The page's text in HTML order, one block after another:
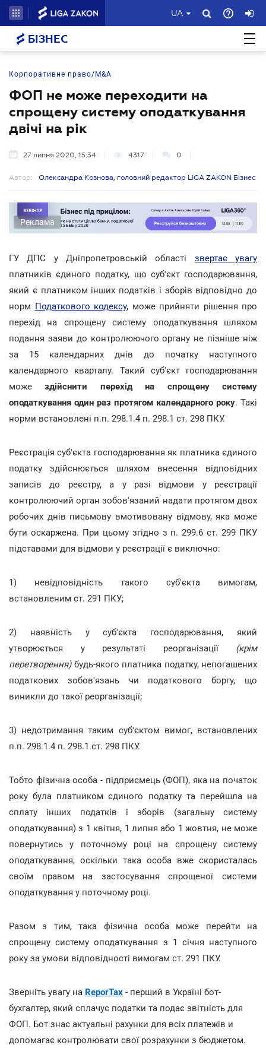
UA
БІЗНЕС
Корпоративне право/M&A
ФОП не може переходити на
спрощену систему оподаткування
двічі на рік
27 липня 2020, 15:34 4317 0
Автор: Олександра Кознова, головний редактор LIGA ZAKON Бізнес
Реклама
ГУ ДПС у Дніпропетровській області звертає увагу
платників єдиного податку, що суб'єкт господарювання,
який є платником інших податків і зборів відповідно до
норм Податкового кодексу, може прийняти рішення про
перехід на спрощену систему оподаткування шляхом
подання заяви до контролюючого органу не пізніше ніж
за 15 календарних днів до початку наступного
календарного кварталу. Такий суб'єкт господарювання
можездійснити перехід на спрощену систему
оподаткування один раз протягом календарного року. Такі
норми встановлені п.п. 298.1.4 п. 298.1 ст. 298 ПКУ.
Реєстрація суб'єкта господарювання як платника єдиного
податку здійснюється шляхом внесення відповідних
записів до реєстру, а у разі відмови у реєстрації
контролюючий орган зобов'язаний надати протягом двох
робочих днів письмову вмотивовану відмову, яка може
бути оскаржена. При цьому згідно з п. 299.6 ст. 299 ПКУ
підставами для відмови у реєстрації є виключно:
1) невідповідність такого суб'єкта вимогам,
встановленим ст. 291 ПКУ;
2) наявність у суб'єкта господарювання, який
утворюється у результаті реорганізації (крім
перетворення)будь-якого платника податку, непогашених
податкових зобов'язань чи податкового боргу, що
виникли до такої реорганізації;
3) недотримання таким суб'єктом вимог, встановлених
п.п. 298.1.4 п. 298.1 ст. 298 ПКУ.
Тобто фізична особа - підприємець (ФОП), яка на початок
року була платником єдиного податку та перейшла на
сплату інших податків і зборів (загальну систему
оподаткування) з 1 квітня, 1 липня або 1 жовтня, не може
повернутись у поточному році на спрощену систему
оподаткування, оскільки така особа вже скористалась
своїм правом на застосування спрощеної системи
оподаткування у поточному році.
Разом з тим, така фізична особа може перейти на
спрощену систему оподаткування з 1 січня наступного
року за умови відповідності вимогам ст. 291 ПКУ.
Зверніть увагу на ReporTax - перший в Україні бот-
бухгалтер, який сплачує податки та подає звітність для
ФОП. Бот знає актуальні рахунки для всіх платежів и
допомагає контролювати свої розрахунки з бюджетом.